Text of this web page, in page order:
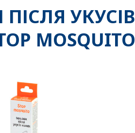
УКУСІВ
MOSQUITO